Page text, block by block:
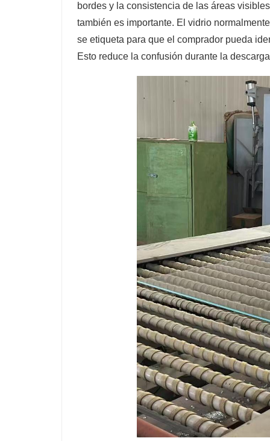
bordes y la consistencia de las áreas
también es importante. El vidrio
se etiqueta para que el comprador pueda
Esto reduce la confusión durante la